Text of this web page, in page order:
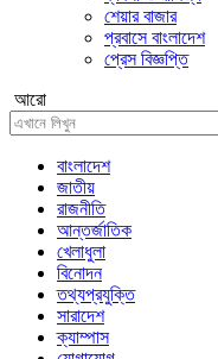
শেয়ার বাজার
প্রবাসে বাংলাদেশ
প্রেস বিজ্ঞপ্তি
আরো
বাংলাদেশ
জাতীয়
রাজনীতি
আন্তর্জাতিক
খেলাধুলা
বিনোদন
তথ্যপ্রযুক্তি
সারাদেশ
ক্যাম্পাস